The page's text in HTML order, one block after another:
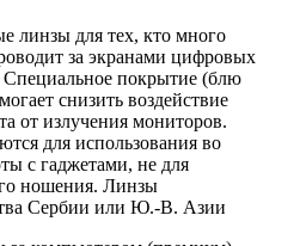
линзы для тех, кто много
за экранами цифровых
Специальное покрытие (блю
снизить воздействие
от излучения мониторов.
для использования во
с гаджетами, не для
ношения. Линзы
Сербии или Ю.-В. Азии